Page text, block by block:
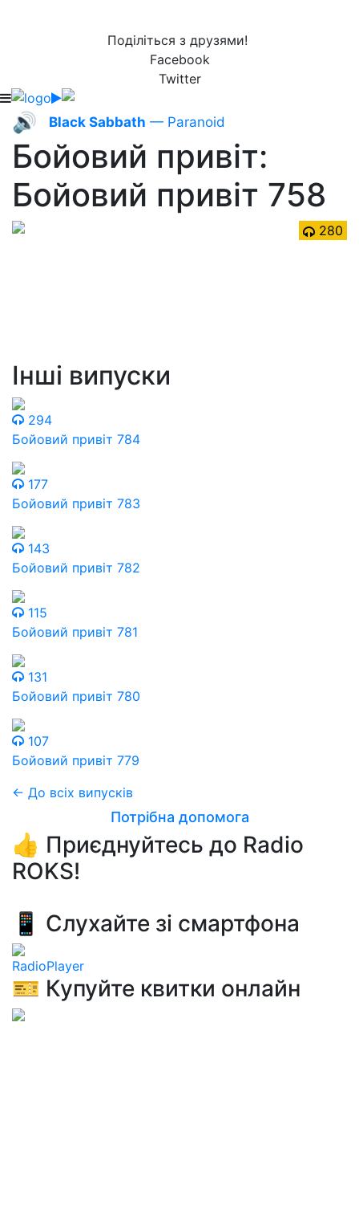
Поділіться з друзями!
Facebook
Twitter
🔊 Black Sabbath — Paranoid
Бойовий привіт:
Бойовий привіт 758
280
Інші випуски
294
Бойовий привіт 784
177
Бойовий привіт 783
143
Бойовий привіт 782
115
Бойовий привіт 781
131
Бойовий привіт 780
107
Бойовий привіт 779
← До всіх випусків
Потрібна допомога
👍 Приєднуйтесь до Radio
ROKS!
📱 Слухайте зі смартфона
RadioPlayer
🎫 Купуйте квитки онлайн